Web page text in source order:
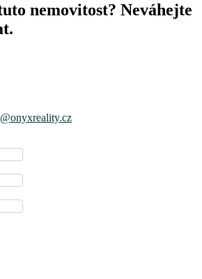
nemovitost? Neváhejte